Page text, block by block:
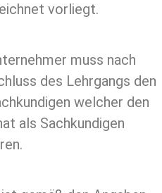
vorliegt.
muss nach
des Lehrgangs den
welcher den
als Sachkundigen